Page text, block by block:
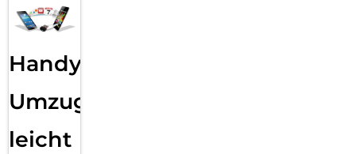
Handy
Umzug
leicht